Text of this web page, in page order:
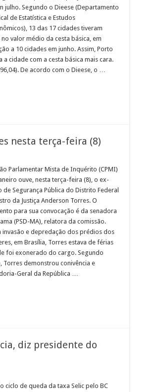
julho. Segundo o Dieese (Departamento
de Estatística e Estudos
13 das 17 cidades tiveram
valor médio da cesta básica, em
a 10 cidades em junho. Assim, Porto
a cidade com a cesta básica mais cara.
De acordo com o Dieese, o …
nesta terça-feira (8)
Parlamentar Mista de Inquérito (CPMI)
ouve, nesta terça-feira (8), o ex-
de Segurança Pública do Distrito Federal
da Justiça Anderson Torres. O
para sua convocação é da senadora
(PSD-MA), relatora da comissão.
invasão e depredação dos prédios dos
em Brasília, Torres estava de férias
foi exonerado do cargo. Segundo
Torres demonstrou conivência e
Geral da República …
diz presidente do
ciclo de queda da taxa Selic pelo BC